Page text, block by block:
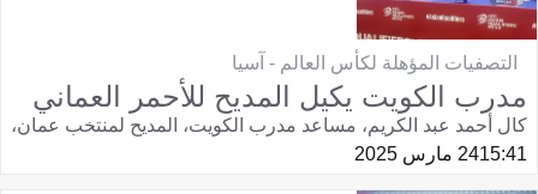
التصفيات المؤهلة لكأس العالم - آسيا
مدرب الكويت يكيل المديح للأحمر العماني
كال أحمد عبد الكريم، مساعد مدرب الكويت، المديح لمنتخب عمان،
15:4124 مارس 2025